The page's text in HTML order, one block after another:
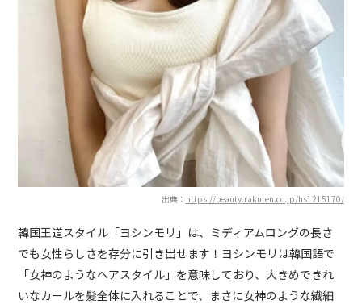
出典： https://beauty.rakuten.co.jp/hs1215170/
韓国王道スタイル「ヨシンモリ」は、ミディアムロングの長さ
でも女性らしさを存分に引き出せます！ヨシンモリは韓国語で
「女神のようなヘアスタイル」を意味しており、大きめできれ
いなカールを髪全体に入れることで、まさに女神のような繊細